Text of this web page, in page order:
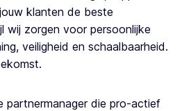
klanten de beste
wij zorgen voor persoonlijke
veiligheid en schaalbaarheid.
partnermanager die pro-actief